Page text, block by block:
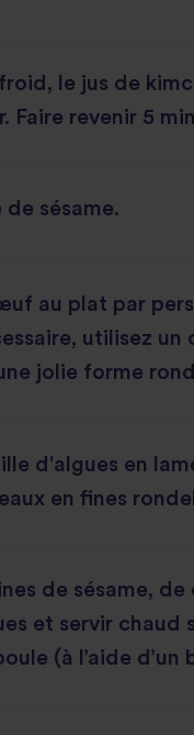
le jus de
Faire revenir 5
sésame.
au plat par
utilisez un
jolie forme
d'algues en
en fines
de sésame,
et servir chaud
(à l’aide d’un